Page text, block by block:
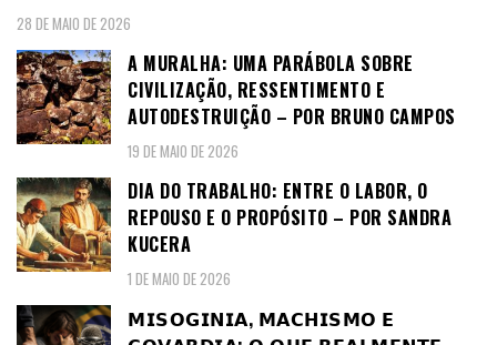
28 DE MAIO DE 2026
A MURALHA: UMA PARÁBOLA SOBRE
CIVILIZAÇÃO, RESSENTIMENTO E
AUTODESTRUIÇÃO – POR BRUNO CAMPOS
19 DE MAIO DE 2026
DIA DO TRABALHO: ENTRE O LABOR, O
REPOUSO E O PROPÓSITO – POR SANDRA
KUCERA
1 DE MAIO DE 2026
𝗠𝗜𝗦𝗢𝗚𝗜𝗡𝗜𝗔, 𝗠𝗔𝗖𝗛𝗜𝗦𝗠𝗢 𝗘